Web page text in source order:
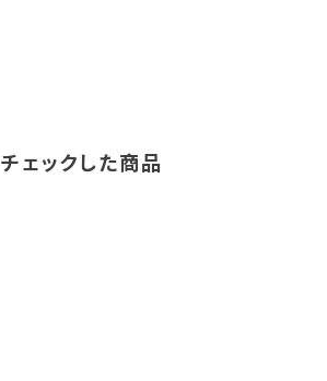
チェックした商品